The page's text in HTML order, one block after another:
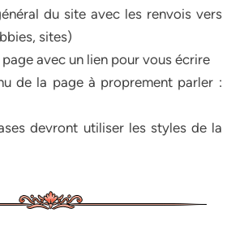
du site avec les renvois vers
sites)
avec un lien pour vous écrire
de la page à proprement parler :
devront utiliser les styles de la